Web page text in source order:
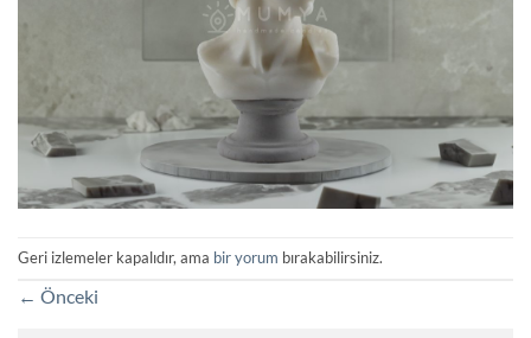
Geri izlemeler kapalıdır, ama bir yorum bırakabilirsiniz.
← Önceki